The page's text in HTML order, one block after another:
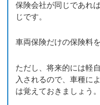
保険会社が同じであれ
じです。
車両保険だけの保険料
ただし、将来的には軽
入されるので、車種に
は覚えておきましょう。